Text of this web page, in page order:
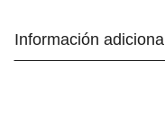
Información adicional